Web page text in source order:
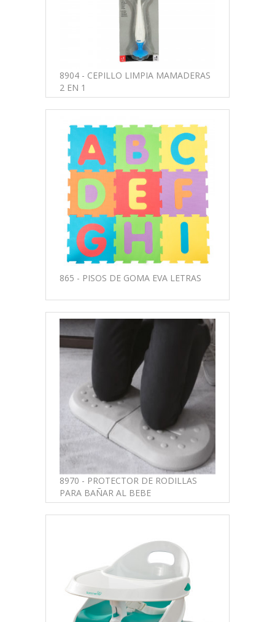
8904 - CEPILLO LIMPIA MAMADERAS
2 EN 1
865 - PISOS DE GOMA EVA LETRAS
8970 - PROTECTOR DE RODILLAS
PARA BAÑAR AL BEBE